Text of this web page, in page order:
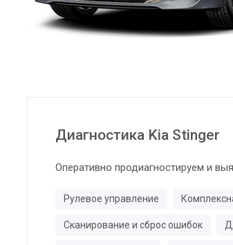
Диагностика Kia Stinger
Оперативно продиагностируем и
Рулевое управление
Сканирование и сброс ошибок